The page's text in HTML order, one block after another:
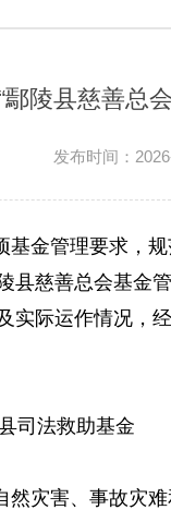
鄢陵县慈善总
发布时间：
基金管理要求，
县慈善总会基金
实际运作情况
司法救助基金
然灾害、事故灾